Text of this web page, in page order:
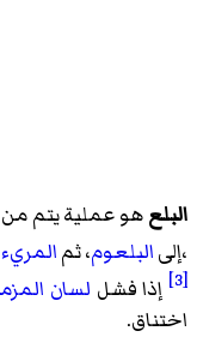
البلعهو عملية يتم من
،إلىالبلعوم، ثمالمريء
[3]
إذا فشل لسان
اختناق.